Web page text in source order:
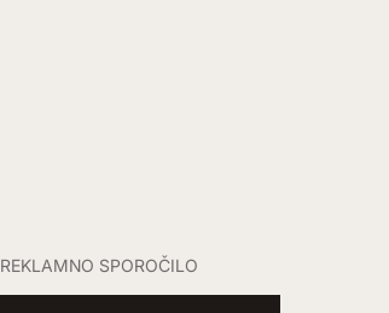
REKLAMNO SPOROČILO